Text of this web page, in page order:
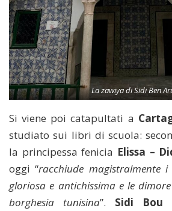
La zawiya di Sidi Ben
Si viene poi catapultati a
studiato sui libri di scuola:
la principessa fenicia Elissa –
oggi “racchiude magistralmente
gloriosa e antichissima e le
borghesia tunisina”. Sidi Bou